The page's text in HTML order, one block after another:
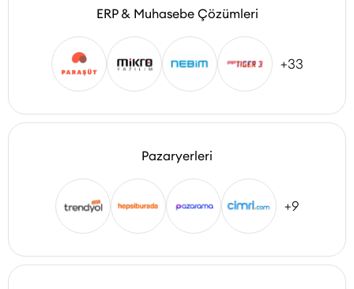
ERP & Muhasebe Çözümleri
+33
Pazaryerleri
+9